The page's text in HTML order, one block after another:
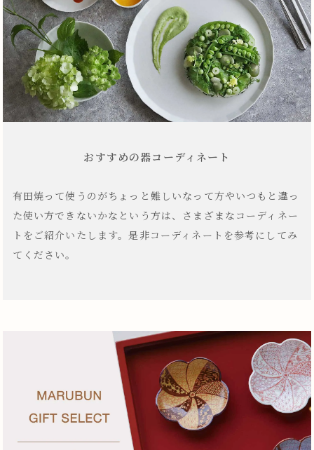
おすすめの器コーディネート
有田焼って使うのがちょっと難しいなって方やいつもと違っ
た使い方できないかなという方は、さまざまなコーディネー
トをご紹介いたします。是非コーディネートを参考にしてみ
てください。